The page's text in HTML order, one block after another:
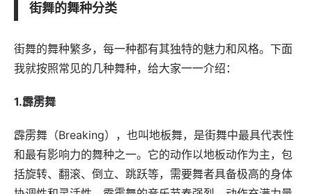
街舞的舞种分类
街舞的舞种繁多，每一种都有其独特的魅力和风格。下面
我就按照常见的几种舞种，给大家一一介绍：
1.霹雳舞
霹雳舞（Breaking），也叫地板舞，是街舞中最具代表性
和最有影响力的舞种之一。它的动作以地板动作为主，包
括旋转、翻滚、倒立、跳跃等，需要舞者具备极高的身体